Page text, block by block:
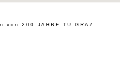
200 JAHRE TU GRAZ